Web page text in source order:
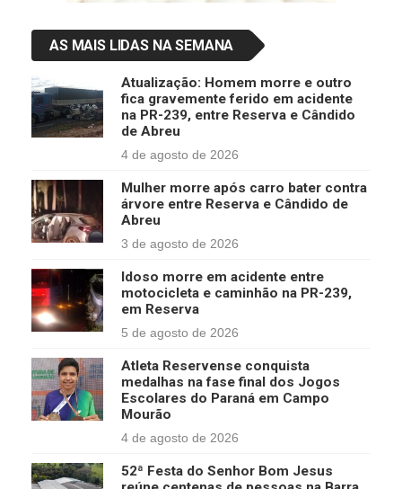
AS MAIS LIDAS NA SEMANA
Atualização: Homem morre e outro
fica gravemente ferido em acidente
na PR-239, entre Reserva e Cândido
de Abreu
4 de agosto de 2026
Mulher morre após carro bater contra
árvore entre Reserva e Cândido de
Abreu
3 de agosto de 2026
Idoso morre em acidente entre
motocicleta e caminhão na PR-239,
em Reserva
5 de agosto de 2026
Atleta Reservense conquista
medalhas na fase final dos Jogos
Escolares do Paraná em Campo
Mourão
4 de agosto de 2026
52ª Festa do Senhor Bom Jesus